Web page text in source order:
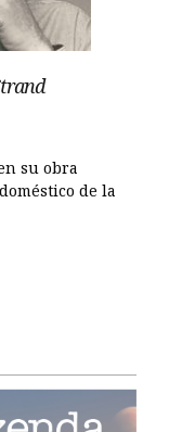
su obra
de la